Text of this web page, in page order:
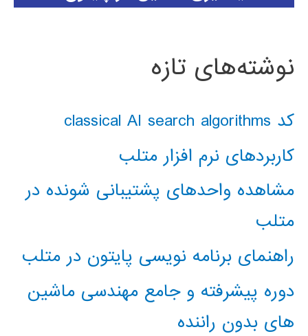
نوشته‌های تازه
کد classical AI search algorithms
کاربردهای نرم افزار متلب
مشاهده واحدهای پشتیبانی شونده در
متلب
راهنمای برنامه نویسی پایتون در متلب
دوره پیشرفته و جامع مهندسی ماشین
های بدون راننده